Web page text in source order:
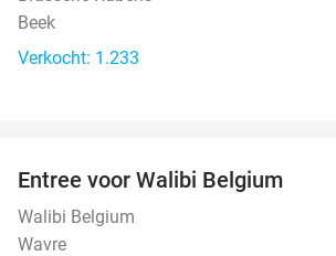
Beek
Verkocht: 1.233
Entree voor Walibi Belgium
Walibi Belgium
Wavre